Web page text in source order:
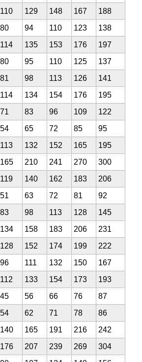
110 129 148 167
188
80 94 110 123
138
114 135 153 176
197
80 95 110 125
137
81 98 113 126
141
114 134 154 176
195
71 83 96 109
122
54 65 72 85
95
113 132 152 165
195
165 210 241 270
300
119 140 162 183
206
51 63 72 81
92
83 98 113 128
145
134 158 183 206
231
128 152 174 199
222
96 111 132 150
167
112 133 154 173
193
45 56 66 76
87
54 62 71 78
86
140 165 191 216
242
176 207 239 269
304